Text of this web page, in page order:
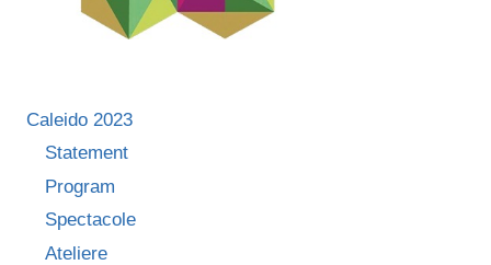
Caleido 2023
Statement
Program
Spectacole
Ateliere